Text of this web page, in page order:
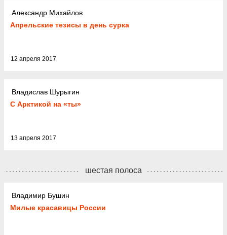
Александр Михайлов
Апрельские тезисы в день сурка
12 апреля 2017
Владислав Шурыгин
С Арктикой на «ты»
13 апреля 2017
шестая полоса
Владимир Бушин
Милые красавицы России